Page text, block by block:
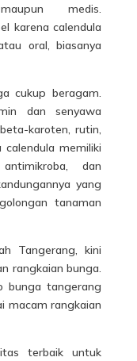
medis.
karena calendula
oral, biasanya
cukup beragam.
dan senyawa
karoten, rutin,
calendula memiliki
dan
yang
tanaman
Tangerang, kini
rangkaian bunga.
bunga tangerang
macam rangkaian
terbaik untuk